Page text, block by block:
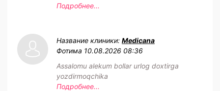
Подробнее...
Название клиники: Medicana
Фотима 10.08.2026 08:36
Assalomu alekum bollar urlog doxtirga
yozdirmoqchika
Подробнее...